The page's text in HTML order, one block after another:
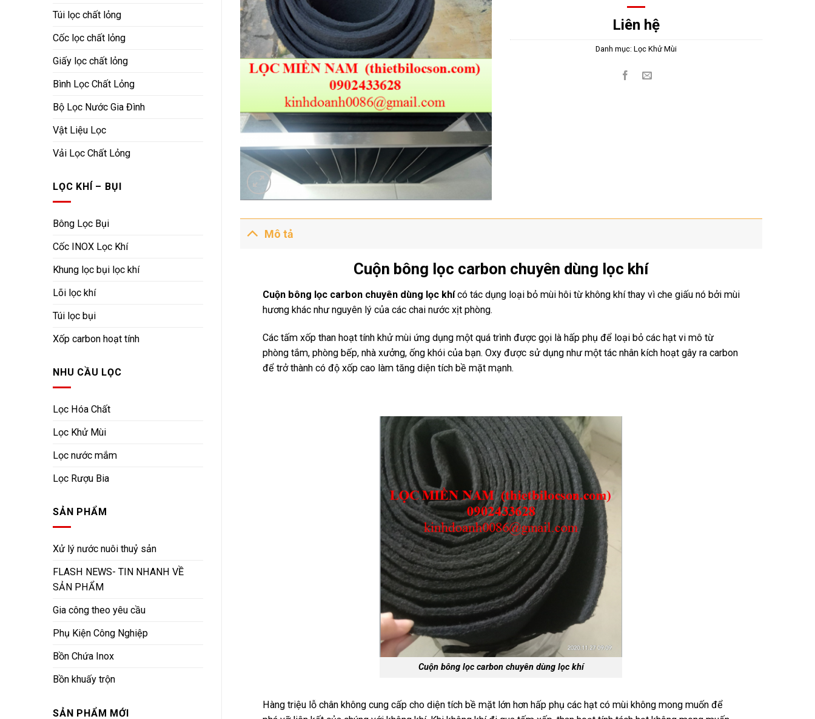
Túi lọc chất lỏng
Cốc lọc chất lỏng
Giấy lọc chất lỏng
Bình Lọc Chất Lỏng
Bộ Lọc Nước Gia Đình
Vật Liệu Lọc
Vải Lọc Chất Lỏng
LỌC KHÍ – BỤI
Bông Lọc Bụi
Cốc INOX Lọc Khí
Khung lọc bụi lọc khí
Lõi lọc khí
Túi lọc bụi
Xốp carbon hoạt tính
NHU CẦU LỌC
Lọc Hóa Chất
Lọc Khử Mùi
Lọc nước mắm
Lọc Rượu Bia
SẢN PHẨM
Xử lý nước nuôi thuỷ sản
FLASH NEWS- TIN NHANH VỀ
SẢN PHẨM
Gia công theo yêu cầu
Phụ Kiện Công Nghiệp
Bồn Chứa Inox
Bồn khuấy trộn
SẢN PHẨM MỚI
Liên hệ
Danh mục:Lọc Khử Mùi
Mô tả
Cuộn bông lọc carbon chuyên dùng lọc khí
Cuộn bông lọc carbon chuyên dùng lọc khícó tác dụng loại bỏ mùi hôi từ không khí thay vì che giấu nó bởi mùi
hương khác như nguyên lý của các chai nước xịt phòng.
Các tấm xốp than hoạt tính khử mùi ứng dụng một quá trình được gọi là hấp phụ để loại bỏ các hạt vi mô từ
phòng tắm, phòng bếp, nhà xưởng, ống khói của bạn. Oxy được sử dụng như một tác nhân kích hoạt gây ra carbon
để trở thành có độ xốp cao làm tăng diện tích bề mặt mạnh.
Cuộn bông lọc carbon chuyên dùng lọc khí
Hàng triệu lỗ chân không cung cấp cho diện tích bề mặt lớn hơn hấp phụ các hạt có mùi không mong muốn để